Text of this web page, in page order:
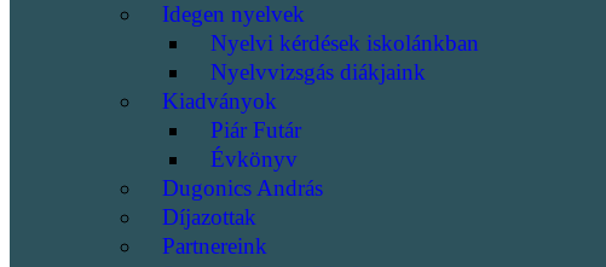
Idegen nyelvek
Nyelvi kérdések iskolánkban
Nyelvvizsgás diákjaink
Kiadványok
Piár Futár
Évkönyv
Dugonics András
Díjazottak
Partnereink